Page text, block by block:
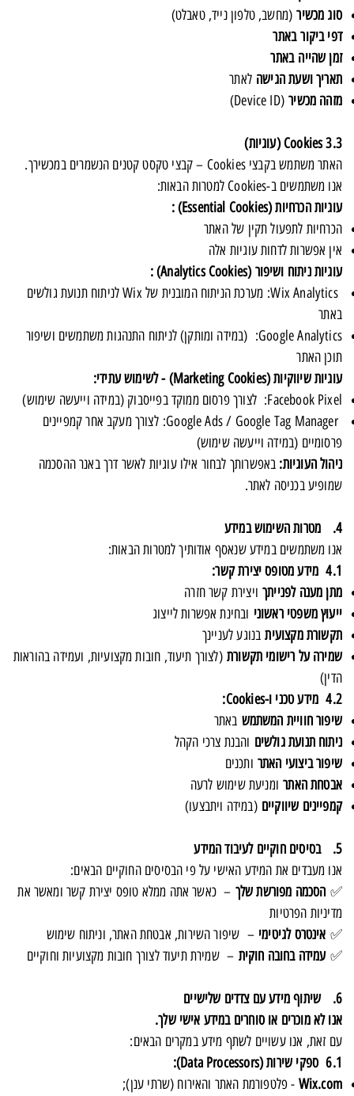
סוג מכשיר(מחשב, טלפון נייד, טאבלט)
דפי ביקור באתר
זמן שהייה באתר
תאריך ושעת הגישה לאתר
מזהה מכשיר(Device ID)
Cookies 3.3 (עוגיות)
האתר משתמש בקבצי Cookies – קבצי טקסט קטנים הנשמרים במכשירך.
אנו משתמשים ב-Cookies למטרות הבאות:
עוגיות הכרחיות (Essential Cookies) :
הכרחיות לתפעול תקין של האתר
אין אפשרות לדחות עוגיות אלה
עוגיות ניתוח ושיפור (Analytics Cookies) :
Wix Analytics: מערכת הניתוח המובנית של Wix לניתוח תנועת גולשים
באתר
Google Analytics: (במידה ומותקן) לניתוח התנהגות משתמשים ושיפור
תוכן האתר
עוגיות שיווקיות (Marketing Cookies) - לשימוש עתידי:
Facebook Pixel: לצורך פרסום ממוקד בפייסבוק (במידה וייעשה שימוש)
Google Ads / Google Tag Manager: לצורך מעקב אחר קמפיינים
פרסומיים (במידה וייעשה שימוש)
ניהול העוגיות: באפשרותך לבחור אילו עוגיות לאשר דרך באנר ההסכמה
שמופיע בכניסה לאתר.
4. מטרות השימוש במידע
אנו משתמשים במידע שנאסף אודותיך למטרות הבאות:
4.1 מידע מטופס יצירת קשר:
מתן מענה לפנייתךויצירת קשר חזרה
ייעוץ משפטי ראשוני ובחינת אפשרות לייצוג
תקשורת מקצועיתבנוגע לעניינך
שמירה על רישומי תקשורת(לצורך תיעוד, חובות מקצועיות, ועמידה בהוראות
הדין)
4.2 מידע טכני ו-Cookies:
שיפור חוויית המשתמש באתר
ניתוח תנועת גולשים והבנת צרכי הקהל
שיפור ביצועי האתר ותכנים
אבטחת האתר ומניעת שימוש לרעה
קמפיינים שיווקיים(במידה ויתבצעו)
5. בסיסים חוקיים לעיבוד המידע
אנו מעבדים את המידע האישי על פי הבסיסים החוקיים הבאים:
✅ הסכמה מפורשת שלך – כאשר אתה ממלא טופס יצירת קשר ומאשר את
מדיניות הפרטיות
✅ אינטרס לגיטימי – שיפור השירות, אבטחת האתר, וניתוח שימוש
✅עמידה בחובה חוקית – שמירת תיעוד לצורך חובות מקצועיות וחוקיים
6. שיתוף מידע עם צדדים שלישיים
אנו לא מוכרים או סוחרים במידע אישי שלך.
עם זאת, אנו עשויים לשתף מידע במקרים הבאים:
6.1 ספקי שירות (Data Processors):
Wix.com - פלטפורמת האתר והאירוח (שרתי ענן);